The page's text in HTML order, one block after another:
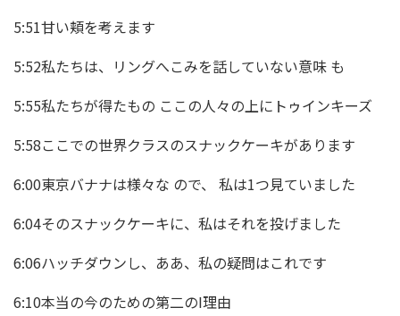
5:51甘い頬を考えます
5:52私たちは、リングへこみを話していない意味 も
5:55私たちが得たもの ここの人々の上にトゥインキーズ
5:58ここでの世界クラスのスナックケーキがあります
6:00東京バナナは様々な ので、 私は1つ見ていました
6:04そのスナックケーキに、私はそれを投げました
6:06ハッチダウンし、ああ、私の疑問はこれです
6:10本当の今のための第二のI理由